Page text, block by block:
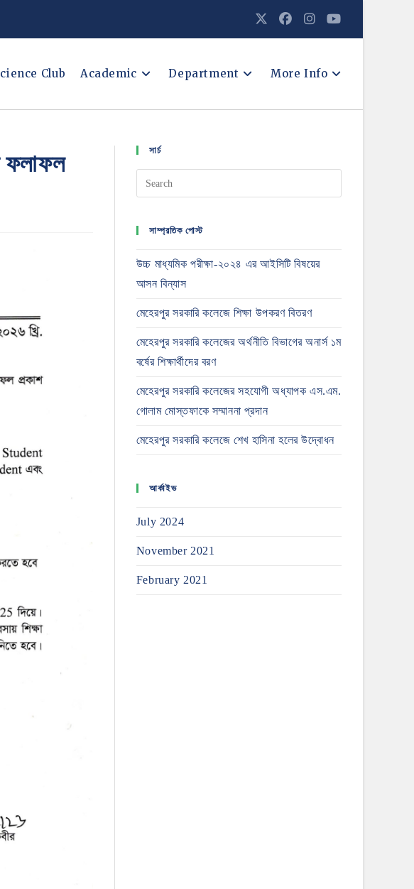
Club Academic Department More Info
ফলাফল
সার্চ
সাম্প্রতিক পোস্ট
উচ্চ মাধ্যমিক পরীক্ষা-২০২৪ এর আইসিটি বিষয়ের
আসন বিন্যাস
মেহেরপুর সরকারি কলেজে শিক্ষা উপকরণ বিতরণ
মেহেরপুর সরকারি কলেজের অর্থনীতি বিভাগের অনার্স ১ম
বর্ষের শিক্ষার্থীদের বরণ
মেহেরপুর সরকারি কলেজের সহযোগী অধ্যাপক এস.এম.
গোলাম মোস্তফাকে সম্মাননা প্রদান
মেহেরপুর সরকারি কলেজে শেখ হাসিনা হলের উদ্বোধন
আর্কাইভ
July 2024
November 2021
February 2021